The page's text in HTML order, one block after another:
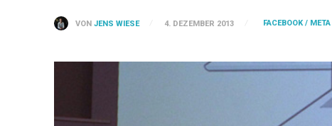
VON JENS WIESE 4. DEZEMBER 2013 FACEBOOK / META